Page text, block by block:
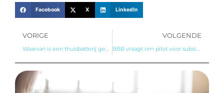
Facebook X LinkedIn
VORIGE
Waarvan is een thuisbatterij gemaakt? Alles wat je moet weten over de materialen
VOLGENDE
BBB vraagt om pilot voor subsidie op thuisbatterijen